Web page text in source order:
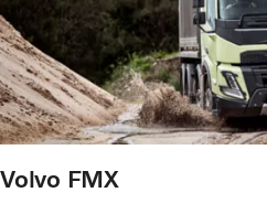
Volvo FMX